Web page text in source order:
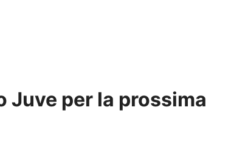
Juve per la prossima